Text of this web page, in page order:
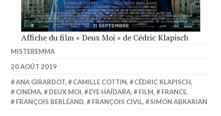
Affiche du film « Deux Moi » de Cédric Klapisch
MISTEREMMA
20 AOÛT 2019
ANA GIRARDOT, CAMILLE COTTIN, CÉDRIC KLAPISCH,
CINEMA, DEUX MOI, EYE HAÏDARA, FILM, FRANCE,
FRANÇOIS BERLÉAND, FRANÇOIS CIVIL, SIMON ABKARIAN